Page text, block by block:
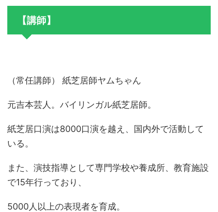
【講師】
（常任講師） 紙芝居師ヤムちゃん
元吉本芸人。バイリンガル紙芝居師。
紙芝居口演は8000口演を越え、国内外で活動して
いる。
また、演技指導として専門学校や養成所、 教育施設
で15年行っており、
5000人以上の表現者を育成。